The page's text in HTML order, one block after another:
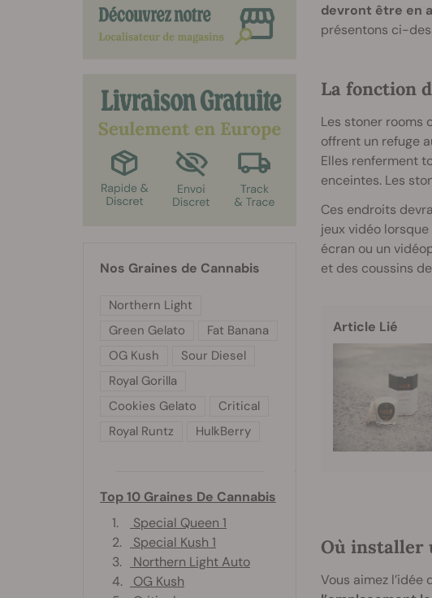
devront être en
présentons ci-
La fonction
Les stoner rooms
offrent un refuge
Elles renferment
enceintes. Les
Ces endroits
jeux vidéo
écran ou un
et des coussins de
Article Lié
Où installer
Vous aimez
Nos Graines de Cannabis
Northern Light
Green Gelato
Fat Banana
OG Kush
Sour Diesel
Royal Gorilla
Cookies Gelato
Critical
Royal Runtz
HulkBerry
Top 10 Graines De Cannabis
1.
Special Queen 1
2.
Special Kush 1
3.
Northern Light Auto
4.
OG Kush